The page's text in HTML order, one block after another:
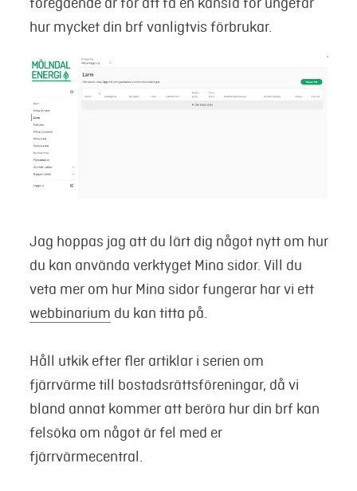
hur mycket din brf vanligtvis förbrukar.
Jag hoppas jag att du lärt dig något nytt om hur
du kan använda verktyget Mina sidor. Vill du
veta mer om hur Mina sidor fungerar har vi ett
webbinarium du kan titta på.
Håll utkik efter fler artiklar i serien om
fjärrvärme till bostadsrättsföreningar, då vi
bland annat kommer att beröra hur din brf kan
felsöka om något är fel med er
fjärrvärmecentral.